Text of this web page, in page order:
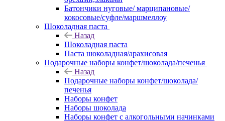
Батончики нуговые/ марципановые/
кокосовые/суфле/маршмеллоу
Шоколадная паста
Назад
Шоколадная паста
Паста шоколадная/арахисовая
Подарочные наборы конфет/шоколада/печенья
Назад
Подарочные наборы конфет/шоколада/
печенья
Наборы конфет
Наборы шоколада
Наборы конфет с алкогольными начинками